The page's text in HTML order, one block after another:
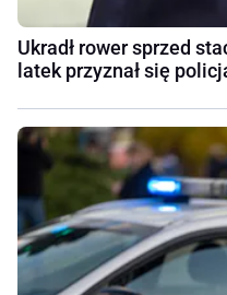
Ukradł rower sprzed
latek przyznał się